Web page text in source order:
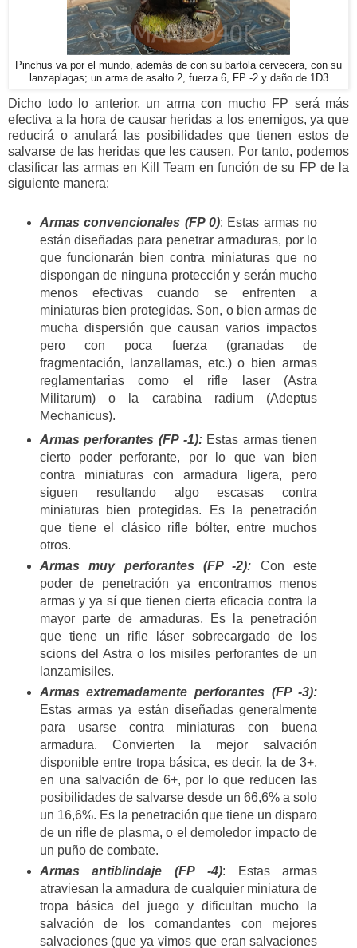
Pinchus va por el mundo, además de con su bartola cervecera, con su
lanzaplagas; un arma de asalto 2, fuerza 6, FP -2 y daño de 1D3
Dicho todo lo anterior, un arma con mucho FP será más
efectiva a la hora de causar heridas a los enemigos, ya que
reducirá o anulará las posibilidades que tienen estos de
salvarse de las heridas que les causen. Por tanto, podemos
clasificar las armas en Kill Team en función de su FP de la
siguiente manera:
Armas convencionales (FP 0): Estas armas no
están diseñadas para penetrar armaduras, por lo
que funcionarán bien contra miniaturas que no
dispongan de ninguna protección y serán mucho
menos efectivas cuando se enfrenten a
miniaturas bien protegidas. Son, o bien armas de
mucha dispersión que causan varios impactos
pero con poca fuerza (granadas de
fragmentación, lanzallamas, etc.) o bien armas
reglamentarias como el rifle laser (Astra
Militarum) o la carabina radium (Adeptus
Mechanicus).
Armas perforantes (FP -1): Estas armas tienen
cierto poder perforante, por lo que van bien
contra miniaturas con armadura ligera, pero
siguen resultando algo escasas contra
miniaturas bien protegidas. Es la penetración
que tiene el clásico rifle bólter, entre muchos
otros.
Armas muy perforantes (FP -2): Con este
poder de penetración ya encontramos menos
armas y ya sí que tienen cierta eficacia contra la
mayor parte de armaduras. Es la penetración
que tiene un rifle láser sobrecargado de los
scions del Astra o los misiles perforantes de un
lanzamisiles.
Armas extremadamente perforantes (FP -3):
Estas armas ya están diseñadas generalmente
para usarse contra miniaturas con buena
armadura. Convierten la mejor salvación
disponible entre tropa básica, es decir, la de 3+,
en una salvación de 6+, por lo que reducen las
posibilidades de salvarse desde un 66,6% a solo
un 16,6%. Es la penetración que tiene un disparo
de un rifle de plasma, o el demoledor impacto de
un puño de combate.
Armas antiblindaje (FP -4): Estas armas
atraviesan la armadura de cualquier miniatura de
tropa básica del juego y dificultan mucho la
salvación de los comandantes con mejores
salvaciones (que ya vimos que eran salvaciones